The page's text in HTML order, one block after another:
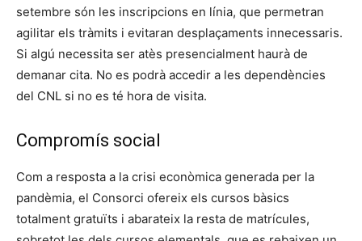
setembre són les inscripcions en línia, que permetran
agilitar els tràmits i evitaran desplaçaments innecessaris.
Si algú necessita ser atès presencialment haurà de
demanar cita. No es podrà accedir a les dependències
del CNL si no es té hora de visita.
Compromís social
Com a resposta a la crisi econòmica generada per la
pandèmia, el Consorci ofereix els cursos bàsics
totalment gratuïts i abarateix la resta de matrícules,